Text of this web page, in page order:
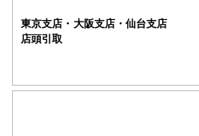
特急便
東京支店・大阪支店・仙台支店
店頭引取